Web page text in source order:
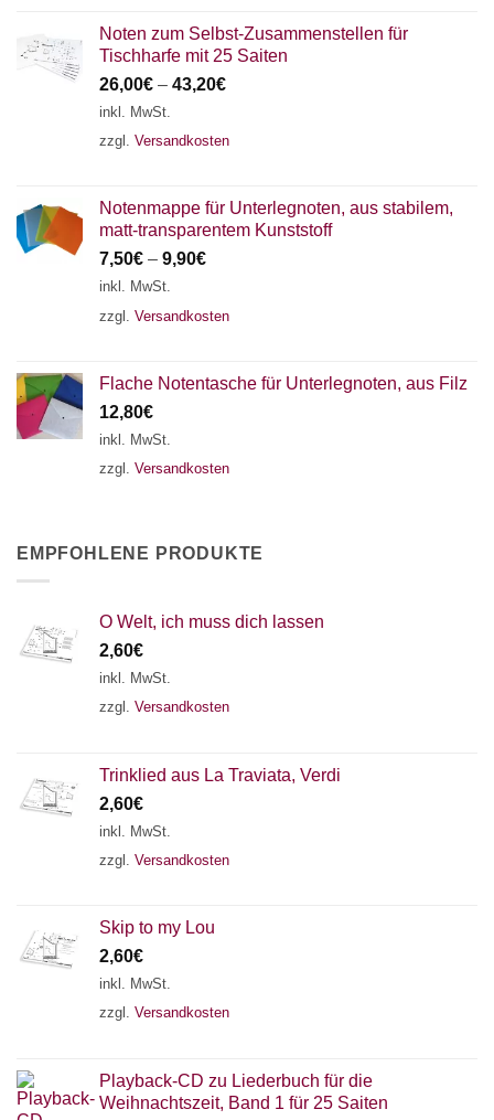
Noten zum Selbst-Zusammenstellen für
Tischharfe mit 25 Saiten
26,00€ – 43,20€
inkl. MwSt.
zzgl. Versandkosten
Notenmappe für Unterlegnoten, aus stabilem,
matt-transparentem Kunststoff
7,50€ – 9,90€
inkl. MwSt.
zzgl. Versandkosten
Flache Notentasche für Unterlegnoten, aus Filz
12,80€
inkl. MwSt.
zzgl. Versandkosten
EMPFOHLENE PRODUKTE
O Welt, ich muss dich lassen
2,60€
inkl. MwSt.
zzgl. Versandkosten
Trinklied aus La Traviata, Verdi
2,60€
inkl. MwSt.
zzgl. Versandkosten
Skip to my Lou
2,60€
inkl. MwSt.
zzgl. Versandkosten
Playback-CD zu Liederbuch für die
Weihnachtszeit, Band 1 für 25 Saiten